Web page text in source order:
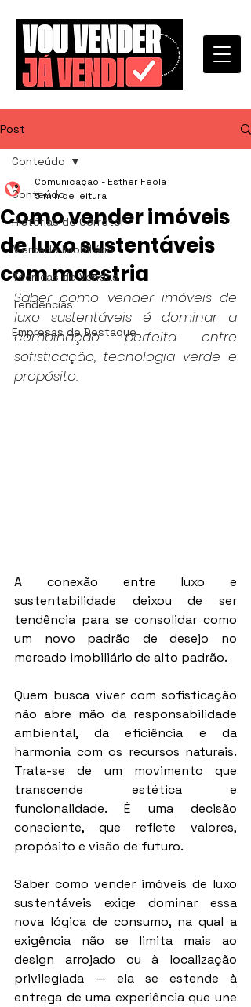
Post
Conteúdo
Histórias de Corretor
Mercado Imobiliário
Técnicas de Vendas
Tendências
Empresas de Destaque
Conteúdo
Como vender imóveis
de luxo sustentáveis
com maestria
Comunicação - Esther Feola
5 min de leitura
Saber como vender imóveis de
luxo sustentáveis é dominar a
combinação perfeita entre
sofisticação, tecnologia verde e
propósito.
A conexão entre luxo e
sustentabilidade deixou de ser
tendência para se consolidar como
um novo padrão de desejo no
mercado imobiliário de alto padrão.
Quem busca viver com sofisticação
não abre mão da responsabilidade
ambiental, da eficiência e da
harmonia com os recursos naturais.
Trata-se de um movimento que
transcende estética e
funcionalidade. É uma decisão
consciente, que reflete valores,
propósito e visão de futuro.
Saber como vender imóveis de luxo
sustentáveis exige dominar essa
nova lógica de consumo, na qual a
exigência não se limita mais ao
design arrojado ou à localização
privilegiada — ela se estende à
entrega de uma experiência que une